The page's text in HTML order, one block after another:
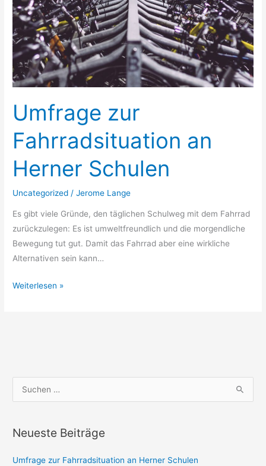
Umfrage zur
Fahrradsituation an
Herner Schulen
Uncategorized /Jerome Lange
Es gibt viele Gründe, den täglichen Schulweg mit dem Fahrrad
zurückzulegen: Es ist umweltfreundlich und die morgendliche
Bewegung tut gut. Damit das Fahrrad aber eine wirkliche
Alternativen sein kann…
Schulen
Weiterlesen »
h
e
Neueste Beiträge
Umfrage zur Fahrradsituation an Herner Schulen